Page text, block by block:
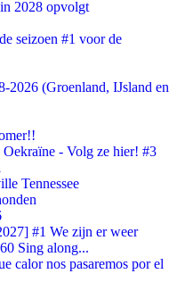
2028 opvolgt
seizoen #1 voor de
2026 (Groenland, IJsland en
- Volg ze hier! #3
Tennessee
#1 We zijn er weer
Sing along...
calor nos pasaremos por el